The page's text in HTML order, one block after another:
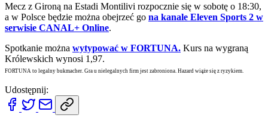
Mecz z Gironą na Estadi Montilivi rozpocznie się w sobotę o 18:30,
a w Polsce będzie można obejrzeć go na kanale Eleven Sports 2 w
serwisie CANAL+ Online.
Spotkanie można wytypować w FORTUNA. Kurs na wygraną
Królewskich wynosi 1,97.
FORTUNA to legalny bukmacher. Gra u nielegalnych firm jest zabroniona. Hazard wiąże się z ryzykiem.
Udostępnij: